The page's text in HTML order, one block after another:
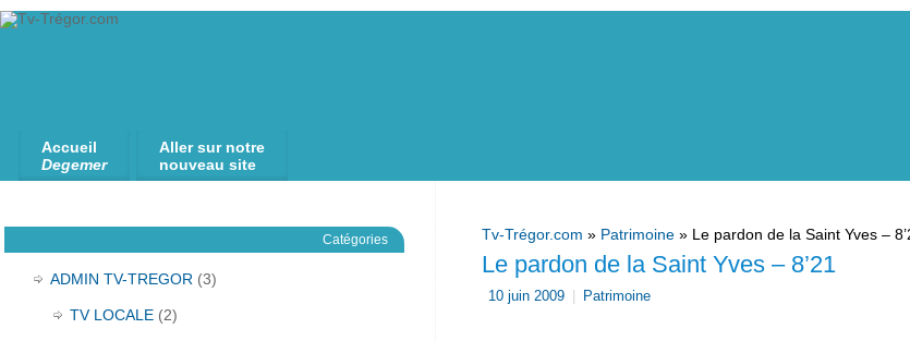
Accueil
Degemer
Aller sur notre
nouveau site
Tv-Trégor.com » Patrimoine » Le pardon de la Saint Yves –
Le pardon de la Saint Yves – 8’21
10 juin 2009 Patrimoine
Catégories
ADMIN TV-TREGOR (3)
TV LOCALE (2)